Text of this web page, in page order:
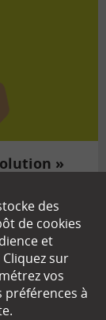
»
entre vos
vos…
Tous les articles
des
de cookies
et
sur
vos
préférences à